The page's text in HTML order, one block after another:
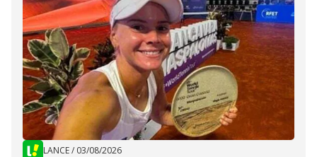
LANCE/ 03/08/2026